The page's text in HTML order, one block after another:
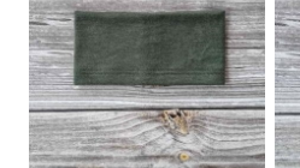
muunnelma.
Voit
tehdä
valinnat
tuotteen